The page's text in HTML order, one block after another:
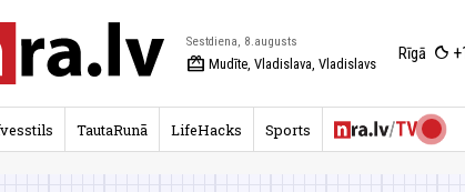
Sestdiena, 8.augusts
redeem Mudīte, Vladislava, Vladislavs
Rīgā
TautaRunā LifeHacks Sports